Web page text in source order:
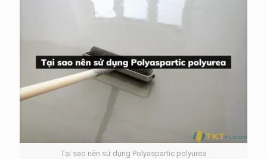
Tại sao nên sử dụng Polyaspartic polyurea